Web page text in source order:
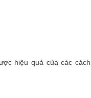
hiệu quả của các cách